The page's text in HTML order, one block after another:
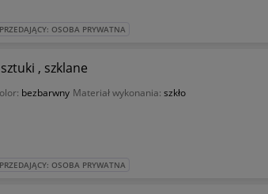
OSOBA PRYWATNA
, szklane
bezbarwny Materiał wykonania: szkło
OSOBA PRYWATNA